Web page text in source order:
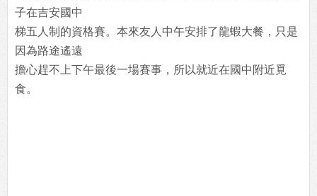
子在吉安國中
梯五人制的資格賽。本來友人中午安排了龍蝦大餐，只是
因為路途遙遠
擔心趕不上下午最後一場賽事，所以就近在國中附近覓
食。